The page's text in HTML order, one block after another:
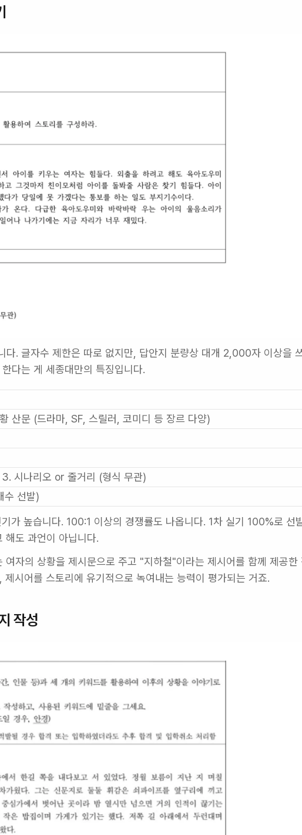
다. 글자수 제한은 따로 없지만, 답안지 분량상 대개 2,000자 이상을
다는 게 세종대만의 특징입니다.
산문 (드라마, SF, 스릴러, 코미디 등 장르 다양)
시나리오 or 줄거리 (형식 무관)
수 선발)
가 높습니다. 100:1 이상의 경쟁률도 나옵니다. 1차 실기 100%로 선
해도 과언이 아닙니다.
자의 상황을 제시문으로 주고 "지하철"이라는 제시어를 함께 제공한
시어를 스토리에 유기적으로 녹여내는 능력이 평가되는 거죠.
작성